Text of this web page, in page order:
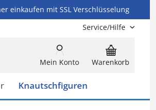
einkaufen mit SSL Verschlüsselung
Service/Hilfe
Warenkorb
Mein Konto
Knautschfiguren